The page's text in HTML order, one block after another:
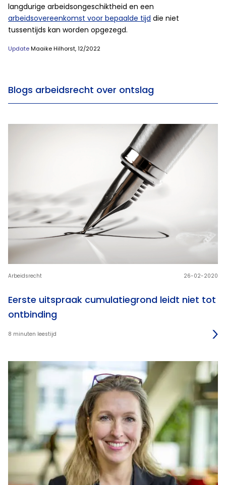
langdurige arbeidsongeschiktheid en een
arbeidsovereenkomst voor bepaalde tijd die niet
tussentijds kan worden opgezegd.
UpdateMaaike Hilhorst, 12/2022
Blogs arbeidsrecht over ontslag
Eerste uitspraak cumulatiegrond leidt niet tot
ontbinding
Arbeidsrecht 26-02-2020
8 minuten leestijd